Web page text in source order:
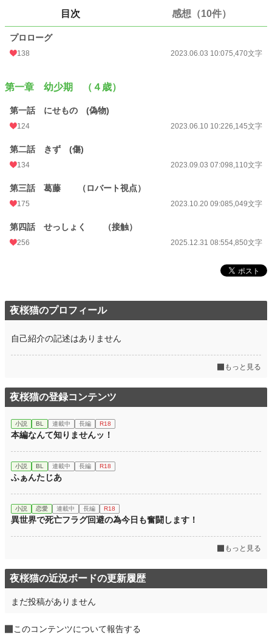
悪役と言うポジションを完全に放棄した主人公の行動が物語の展開を変えてい
小説
更新日時
初回公開日時 2023.06.03 08:17
週間ポイント
月間ポイント 23,000 pt (2,054 位)
年間ポイント
目次 感想（10件）
プロローグ
138 2023.06.03 10:075,470文字
第一章 幼少期 （４歳）
第一話 にせもの (偽物)
124 2023.06.10 10:226,145文字
第二話 きず (傷)
134 2023.09.03 07:098,110文字
第三話 葛藤 （ロバート視点）
175 2023.10.20 09:085,049文字
第四話 せっしょく （接触）
256 2025.12.31 08:554,850文字
夜桜猫のプロフィール
自己紹介の記述はありません
もっと見る
夜桜猫の登録コンテンツ
小説 BL 連載中 長編 R18
本編なんて知りませんッ！
小説 BL 連載中 長編 R18
ふぁんたじあ
小説 恋愛 連載中 長編 R18
異世界で死亡フラグ回避の為今日も奮闘します！
もっと見る
夜桜猫の近況ボードの更新履歴
まだ投稿がありません
このコンテンツについて報告する